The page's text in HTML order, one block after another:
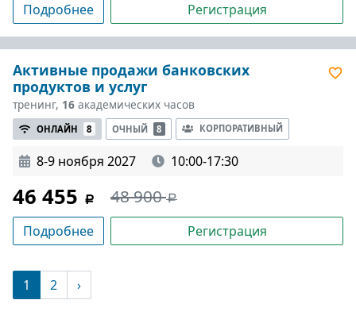
Подробнее Регистрация
Активные продажи банковских
продуктов и услуг
тренинг, 16 академических часов
ОНЛАЙН 8 ОЧНЫЙ 8 КОРПОРАТИВНЫЙ
8-9 ноября 2027 10:00-17:30
46 455 48 900
Подробнее Регистрация
1 (текущая)
2 ›